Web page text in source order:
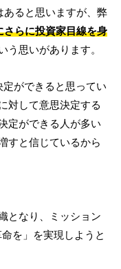
あると思いますが、弊
らに投資家目線を身
う思いがあります。
ができると思ってい
対して意思決定する
定ができる人が多い
すと信じているから
となり、ミッション
を」を実現しようと